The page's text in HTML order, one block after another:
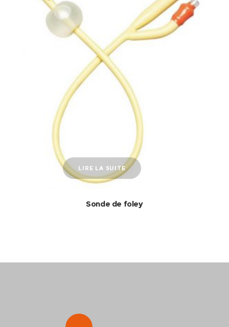
LIRE LA SUITE
Sonde de foley